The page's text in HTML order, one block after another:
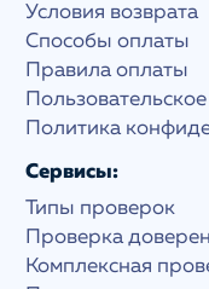
Условия возврата
Способы оплаты
Правила оплаты
Политика
Сервисы:
Типы проверок
Проверка
Комплексная